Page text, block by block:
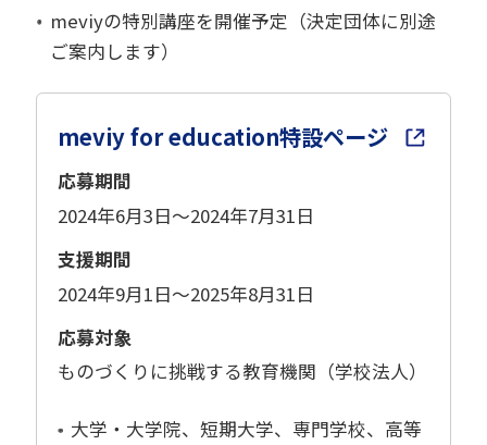
meviyの特別講座を開催予定（決定団体に別途
ご案内します）
meviy for education特設ページ
応募期間
2024年6月3日～2024年7月31日
支援期間
2024年9月1日～2025年8月31日
応募対象
ものづくりに挑戦する教育機関（学校法人）
大学・大学院、短期大学、専門学校、高等